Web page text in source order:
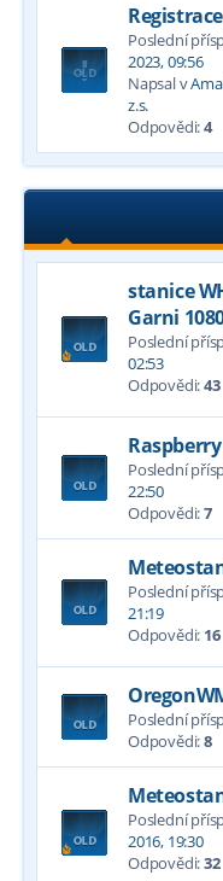
Poslední
2023, 09:56
Napsal v
z.s.
Odpovědi:4
stanice
Garni
Poslední
02:53
Odpovědi:43
Poslední
22:50
Odpovědi:7
Poslední
21:19
Odpovědi: 16
Poslední
Odpovědi:8
Poslední
2016, 19:30
Odpovědi:32